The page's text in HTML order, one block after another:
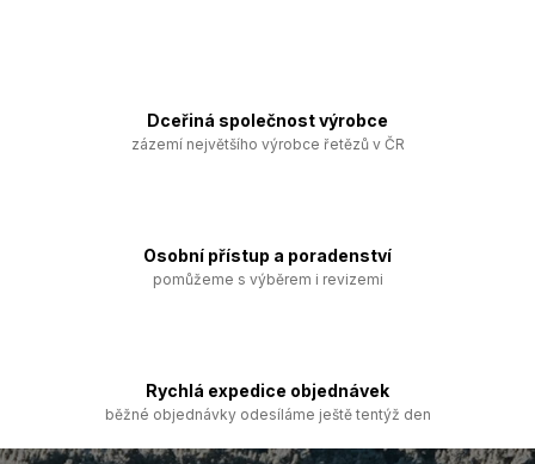
Dceřiná společnost výrobce
zázemí největšího výrobce řetězů v ČR
Osobní přístup a poradenství
pomůžeme s výběrem i revizemi
Rychlá expedice objednávek
běžné objednávky odesíláme ještě tentýž den